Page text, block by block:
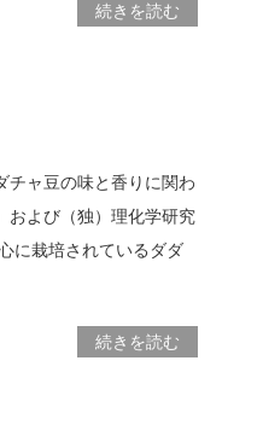
続きを読む
チャ豆の味と香りに関わ
および（独）理化学研究
に栽培されているダダ
続きを読む